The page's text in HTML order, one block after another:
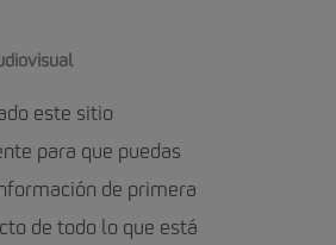
este sitio
para que puedas
de primera
de todo lo que está